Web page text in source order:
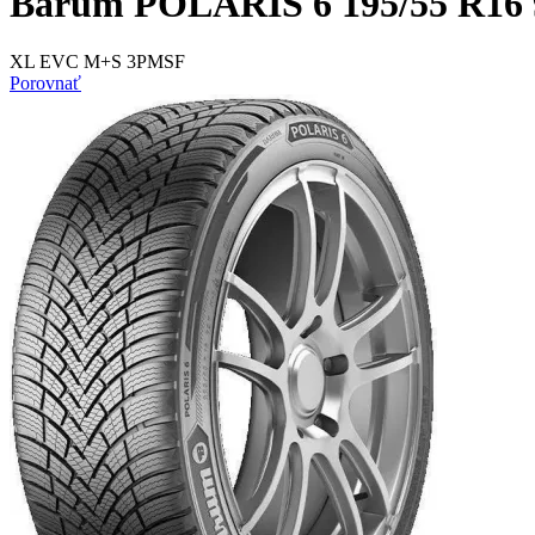
XL EVC M+S 3PMSF
Porovnať